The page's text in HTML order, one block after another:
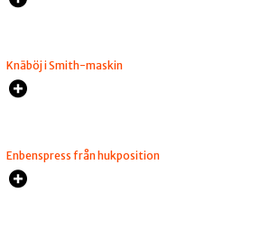
Knäböj i Smith-maskin
Enbenspress från hukposition